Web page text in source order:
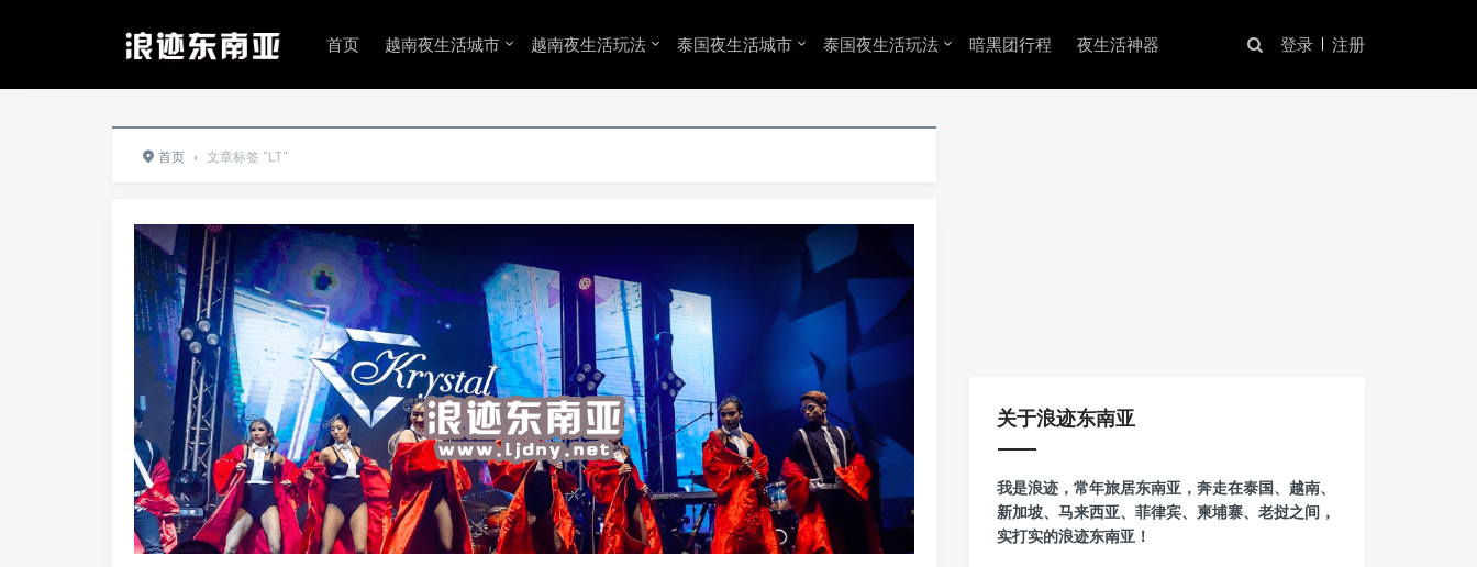
首页 越南夜生活城市 越南夜生活玩法 泰国夜生活城市 泰国夜生活玩法 暗黑团行程 夜生活神器 登录 注册
首页 › 文章标签 "LT"
关于浪迹东南亚
我是浪迹，常年旅居东南亚，奔走在泰国、越南、
新加坡、马来西亚、菲律宾、柬埔寨、老挝之间，
实打实的浪迹东南亚！